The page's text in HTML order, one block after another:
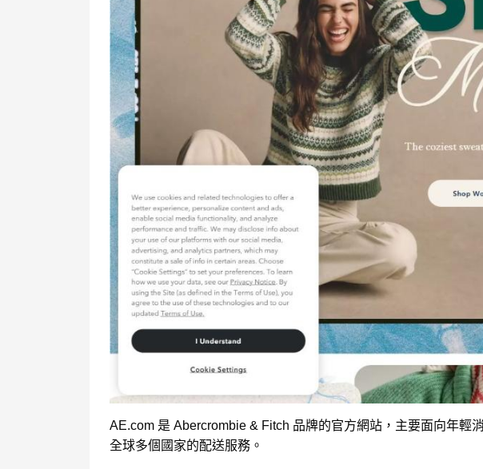
AE.com 是 Abercrombie & Fitch 品牌的官方網站，主要面向年
全球多個國家的配送服務。